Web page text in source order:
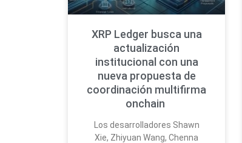
XRP Ledger busca una
actualización
institucional con una
nueva propuesta de
coordinación multifirma
onchain
Los desarrolladores Shawn
Xie, Zhiyuan Wang, Chenna